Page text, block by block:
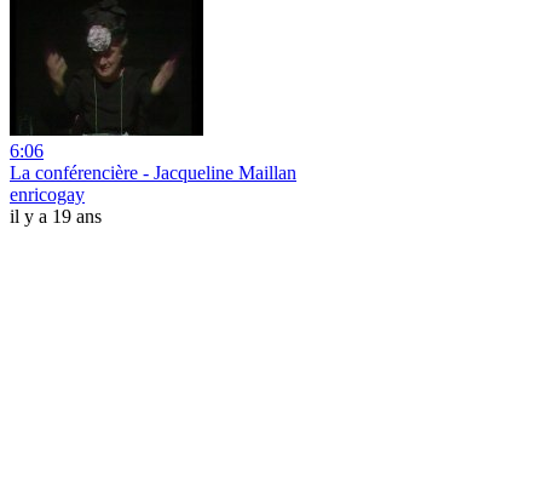
6:06
La conférencière - Jacqueline Maillan
enricogay
il y a 19 ans